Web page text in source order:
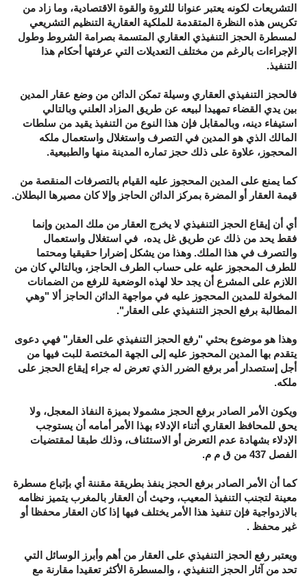
التشريعات لكونه يعتبر عنوانا للثروة والقوة الاقتصادية، وما زاد من
تكريس هذه النظرة المتقدمة للملكية العقارية التنظيم التشريعي
لمسطرة الحجز التنفيذي العقاري المتسمة بصرامة الشروط وطول
الإجراءات بالرغم من مختلف التعديلات التي عرفتها أحكام هذا
التنفيذ.
فالحجز التنفيذي العقاري وسيلة تمكن الدائن من وضع عقار المدين
بين يدي القضاء تمهيدا لبيعه عن طريق المزاد العلني وبالتالي
استيفاء دينه، وبالمقابل فإن هذا النوع من التنفيذ يقيد من سلطات
المالك الذي هو المدين في التصرف واستغلال واستعمال ملكه
المحجوز، علاوة على ذلك حجز تماره المدينة منها والطبيعية.
كما يمنع على المدين المحجوز عليه القيام بالتصرفات المنقصة من
قيمة العقار أو المضرة بمركز الدائن الحاجز وإلا كان مصيرها البطلان.
أي أن إيقاع الحجز التنفيذي لا يخرج العقار من ملك المدين وإنما
فقط يحد من ذلك عن طريق غل يده، في استغلال واستعمال
والتصرف في هذا الملك. وهذا من يشكل إضرارا حقيقيا ومحتما
للطرف المحجوز عليه على حساب الطرف الحاجز، وبالتالي كان من
اللازم على المشرع أن يجد حلا لهذه الوضعية للرفع من الضمانات
المخولة للمدين المحجوز عليه في مواجهة الدائن الحاجز ألا "وهي
المطالبة برفع الحجز التنفيذي على العقار".
وهذا هو موضوع بحثي "رفع الحجز التنفيذي على العقار" فهي دعوى
يتقدم بها المدين المحجوز عليه إلى الجهة المختصة للبت فيها من
أجل إستصدار أمر برفع الضرر الذي تعرض له جراء إيقاع الحجز على
ملكه.
ويكون الأمر الصادر برفع الحجز مشمولا بميزة النفاذ المعجل، ولا
يحق للمحافظ العقاري أثناء الإدلاء بهذا الأمر أمامه أن يستوجب
الإدلاء بشهادة عدم التعرض أو الاستئناف، وذلك طبقا لمقتضيات
الفصل 437 من ق م م.
كما أن الأمر الصادر برفع الحجز ينفذ بطريقة مقننة أي بإتباع مسطرة
معينة لتجنب التنفيذ المعيب، وحيث أن العقار بالمغرب يتميز نظامه
بالازدواجية فإن تنفيذ هذا الأمر يختلف فيها إذا كان العقار محفظا أو
غير محفظ .
ويعتبر رفع الحجز التنفيذي على العقار من أهم وأبرز الوسائل التي
تحد من آثار الحجز التنفيذي ، والمسطرة الأكثر تعقيدا مقارنة مع